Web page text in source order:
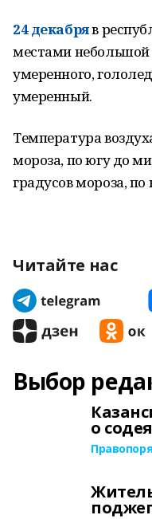
24 декабряв
местами небольшой
умеренного,
умеренный.
Температура
мороза, по югу до
градусов мороза,
Читайте нас
Выбор
о